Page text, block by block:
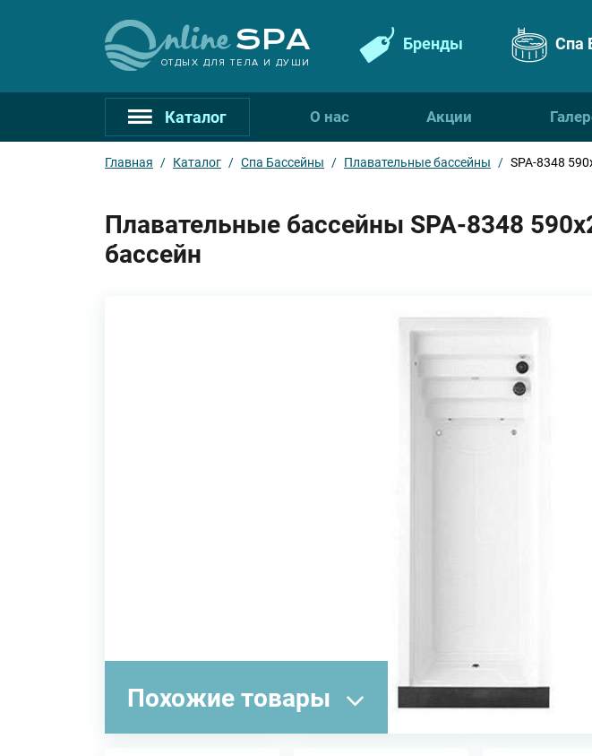
ОТДЫХ ДЛЯ ТЕЛА И ДУШИ
Бренды Спа
Каталог О нас Акции
Главная / Каталог / Спа Бассейны / Плавательные бассейны / SPA-8348
Плавательные бассейны SPA-8348
бассейн
Похожие товары